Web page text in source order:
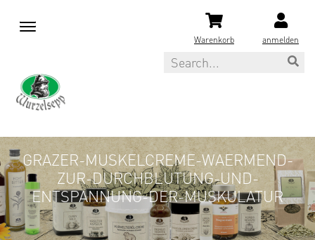
M
Warenkorb anmelden
Search
GRAZER-MUSKELCREME-WAERMEND-
ZUR-DURCHBLUTUNG-UND-
ENTSPANNUNG-DER-MUSKULATUR